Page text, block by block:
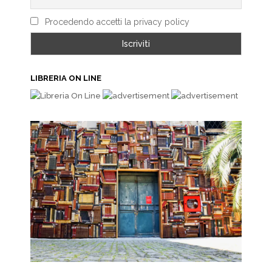
Procedendo accetti la privacy policy
LIBRERIA ON LINE